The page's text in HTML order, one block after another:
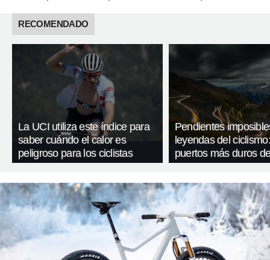
RECOMENDADO
La UCI utiliza este índice para
saber cuándo el calor es
peligroso para los ciclistas
Pendientes
leyendas del
puertos más duros